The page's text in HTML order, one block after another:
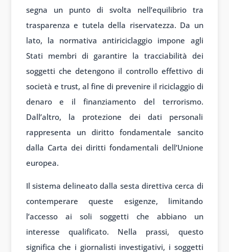
segna un punto di svolta nell’equilibrio tra
trasparenza e tutela della riservatezza. Da un
lato, la normativa antiriciclaggio impone agli
Stati membri di garantire la tracciabilità dei
soggetti che detengono il controllo effettivo di
società e trust, al fine di prevenire il riciclaggio di
denaro e il finanziamento del terrorismo.
Dall’altro, la protezione dei dati personali
rappresenta un diritto fondamentale sancito
dalla Carta dei diritti fondamentali dell’Unione
europea.
Il sistema delineato dalla sesta direttiva cerca di
contemperare queste esigenze, limitando
l’accesso ai soli soggetti che abbiano un
interesse qualificato. Nella prassi, questo
significa che i giornalisti investigativi, i soggetti